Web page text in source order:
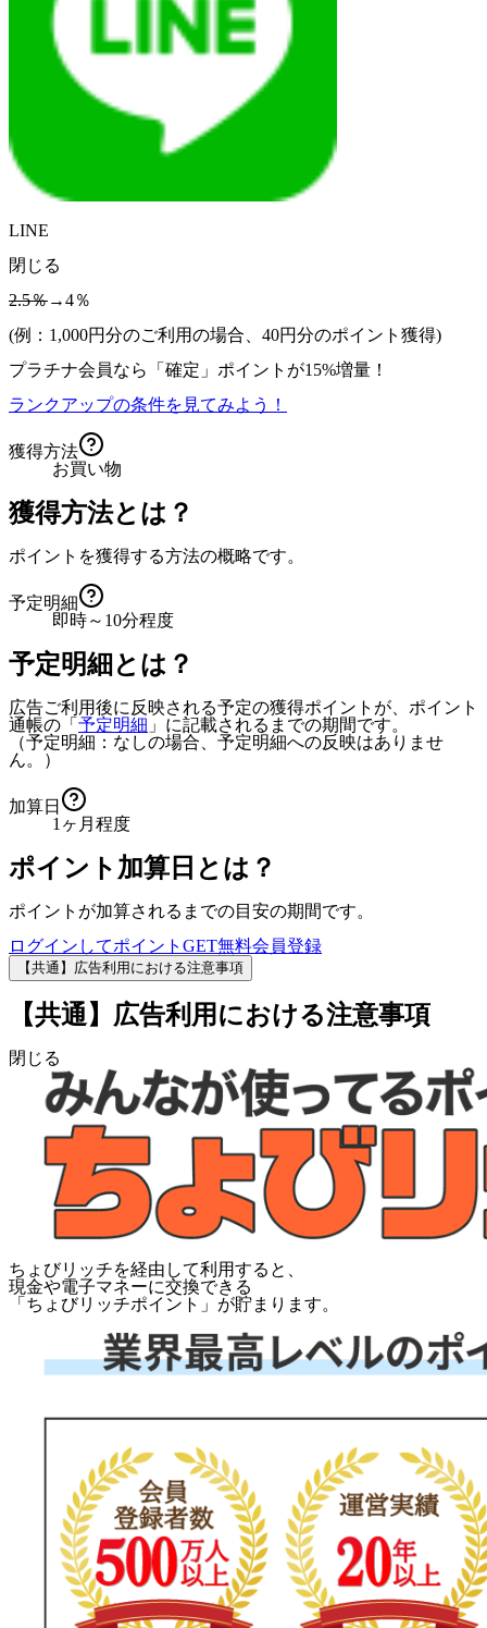
LINE
閉じる
2.5％→4％
(例：1,000円分のご利用の場合、 40円分のポイント獲得)
プラチナ会員なら
「確定」 ポイントが15%増量！
ランクアップの条件を見てみよう！
獲得方法
お買い物
獲得方法とは？
ポイントを獲得する方法の概略です。
予定明細
即時～10分程度
予定明細とは？
広告ご利用後に反映される予定の獲得ポイントが、ポイント
通帳の「 予定明細 」に記載されるまでの期間です。
（予定明細：なしの場合、予定明細への反映はありませ
ん。）
加算日
1ヶ月程度
ポイント加算日とは？
ポイントが加算されるまでの目安の期間です。
ログインしてポイントGET無料会員登録
【共通】広告利用における注意事項
【共通】広告利用における注意事項
閉じる
ちょびリッチを経由して利用すると、
現金や電子マネーに交換できる
「 ちょびリッチポイント 」が貯まります。